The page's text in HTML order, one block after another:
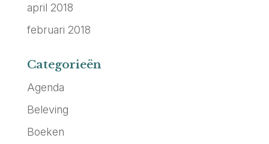
april 2018
februari 2018
Categorieën
Agenda
Beleving
Boeken